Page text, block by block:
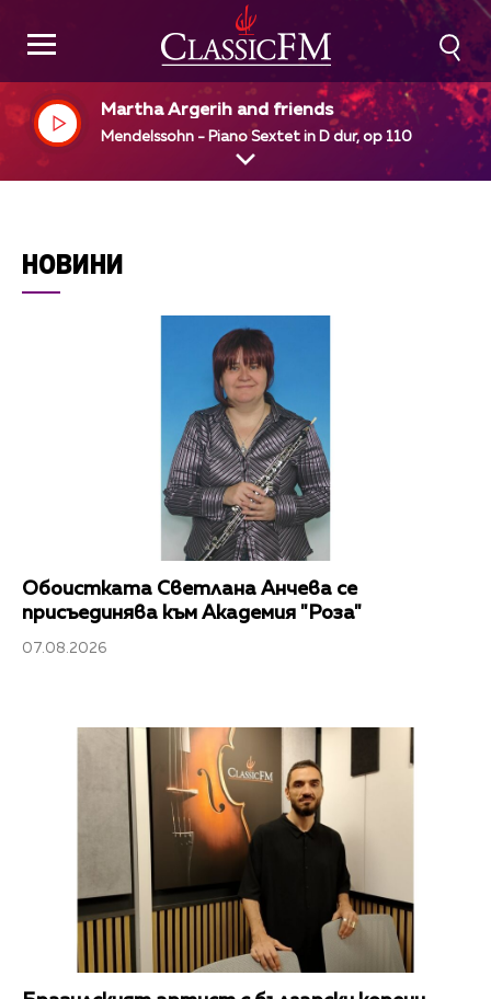
Martha Argerih and friends
Mendelssohn - Piano Sextet in D dur, op 110
НОВИНИ
Обоистката Светлана Анчева се
присъединява към Академия "Роза"
07.08.2026